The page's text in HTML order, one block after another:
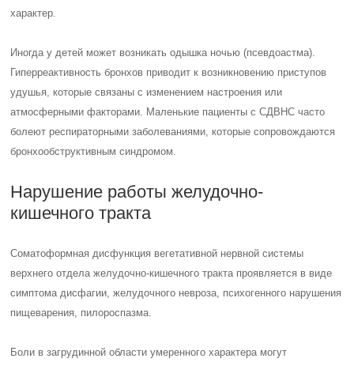
характер.
Иногда у детей может возникать одышка ночью (псевдоастма).
Гиперреактивность бронхов приводит к возникновению приступов
удушья, которые связаны с изменением настроения или
атмосферными факторами. Маленькие пациенты с СДВНС часто
болеют респираторными заболеваниями, которые сопровождаются
бронхообструктивным синдромом.
Нарушение работы желудочно-
кишечного тракта
Соматоформная дисфункция вегетативной нервной системы
верхнего отдела желудочно-кишечного тракта проявляется в виде
симптома дисфагии, желудочного невроза, психогенного нарушения
пищеварения, пилороспазма.
Боли в загрудинной области умеренного характера могут